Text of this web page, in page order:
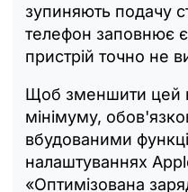
зупиняють подачу
телефон заповнює
пристрій точно не
Щоб зменшити цей
мінімуму,
вбудованими
налаштуваннях
«Оптимізована